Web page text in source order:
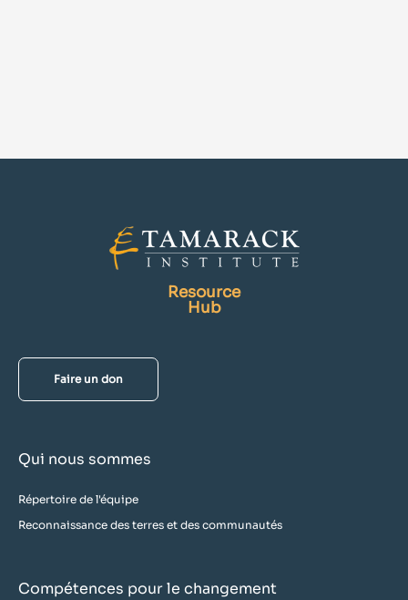
Resource
Hub
Faire un don
Qui nous sommes
Répertoire de l'équipe
Reconnaissance des terres et des communautés
Compétences pour le changement